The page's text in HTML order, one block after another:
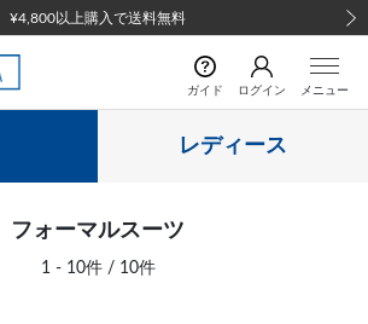
¥4,800以上購入で送料無料
ガイド ログイン メニュー
レディース
フォーマルスーツ
1 - 10件 / 10件